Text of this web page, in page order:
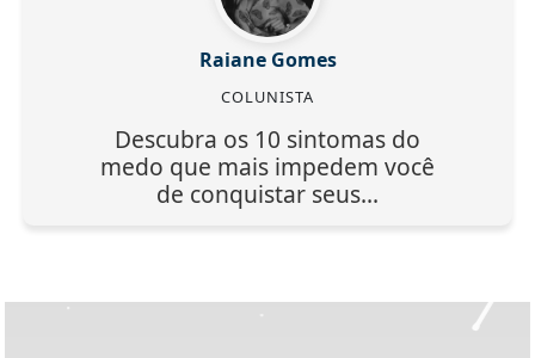
Raiane Gomes
COLUNISTA
Descubra os 10 sintomas do
medo que mais impedem você
de conquistar seus...